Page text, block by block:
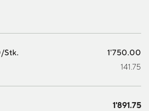
Stk.
1'750.00
141.75
1'891.75